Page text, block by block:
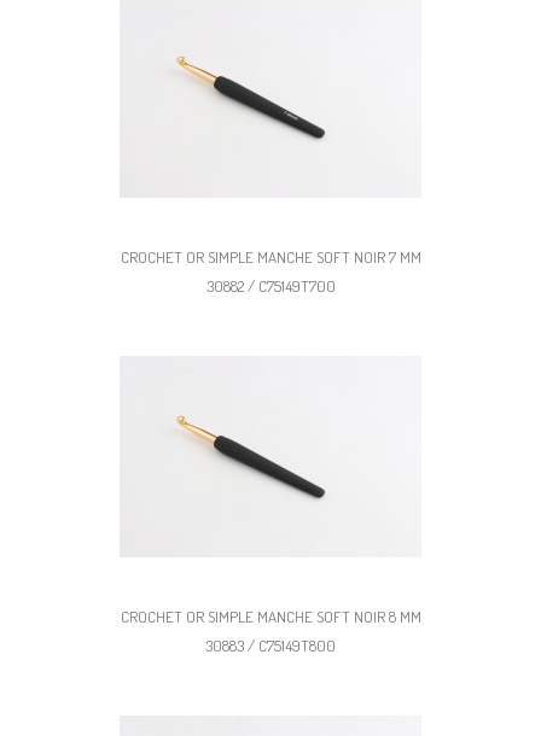
CROCHET OR SIMPLE MANCHE SOFT NOIR 7 MM
30882 / C75149T700
CROCHET OR SIMPLE MANCHE SOFT NOIR 8 MM
30883 / C75149T800